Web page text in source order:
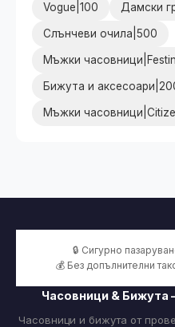
Vogue|100 Дамски
Слънчеви очила|500
Мъжки
Бижута и
Мъжки
🔒 Сигурно
💰 Без допълнителни
Часовници & Бижута
Часовници и бижута от